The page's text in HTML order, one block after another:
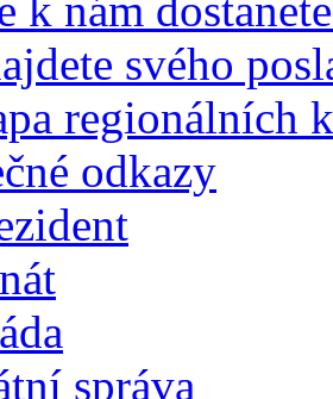
svého
regionálních
odkazy
správa